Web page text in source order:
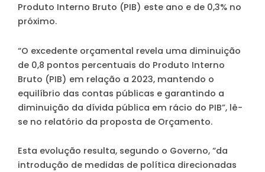
Produto Interno Bruto (PIB) este ano e de 0,3% no
próximo.
“O excedente orçamental revela uma diminuição
de 0,8 pontos percentuais do Produto Interno
Bruto (PIB) em relação a 2023, mantendo o
equilíbrio das contas públicas e garantindo a
diminuição da dívida pública em rácio do PIB”, lê-
se no relatório da proposta de Orçamento.
Esta evolução resulta, segundo o Governo, “da
introdução de medidas de política direcionadas